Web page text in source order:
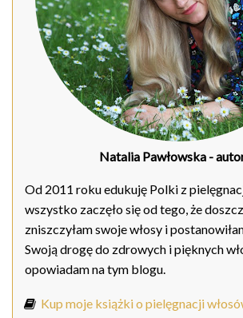
Natalia Pawłowska -
Od 2011 roku edukuję Polki z
wszystko zaczęło się od tego, że
zniszczyłam swoje włosy i
Swoją drogę do zdrowych i pięknych
opowiadam na tym blogu.
Kup moje książki o pielęgnacji